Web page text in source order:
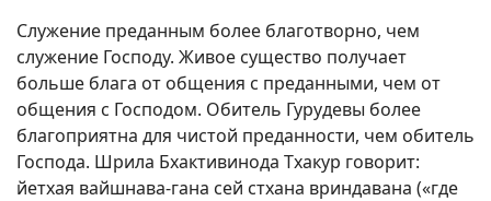
Служение преданным более благотворно, чем
служение Господу. Живое существо получает
больше блага от общения с преданными, чем от
общения с Господом. Обитель Гурудевы более
благоприятна для чистой преданности, чем обитель
Господа. Шрила Бхактивинода Тхакур говорит:
йетхая вайшнава-гана сей стхана вриндавана («где